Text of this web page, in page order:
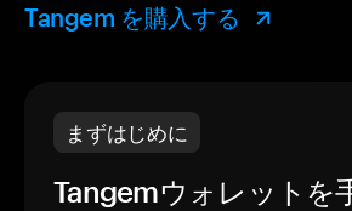
Tangem を購入する
まずはじめに
Tangemウォレットを